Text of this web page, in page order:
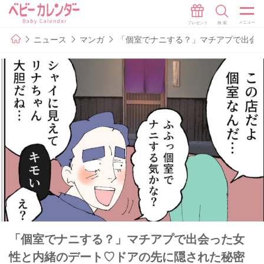
ニュース マンガ 「個室でナニする？」マチアプで出
「個室でナニする？」マチアプで出会った女
性と内緒のデート♡ドアの先に隠された秘密